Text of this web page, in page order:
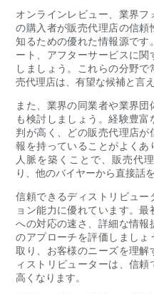
オンラインレビュー、業界
の購入者が販売代理店の信
知るための優れた情報源で
ート、アフターサービスに
しましょう。これらの分野
売代理店は、有望な候補と言
また、業界の同業者や業界
も検討しましょう。経験豊
判が高く、どの販売代理店
報を持っていることがよく
人脈を築くことで、販売代
り、他のバイヤーから直接話
信頼できるディストリビュ
ョン能力に優れています。
への対応の速さ、詳細な情
のアプローチを評価しまし
取り、お客様のニーズを理
ィストリビューターは、信
高くなります。